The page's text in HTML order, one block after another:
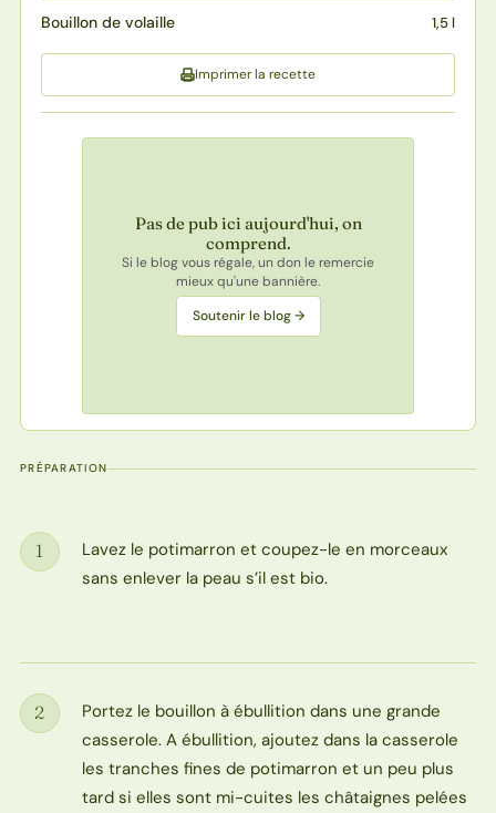
Bouillon de volaille 1,5 l
Imprimer la recette
Pas de pub ici aujourd'hui, on
comprend.
Si le blog vous régale, un don le remercie
mieux qu'une bannière.
Soutenir le blog →
PRÉPARATION
Étape
1
Lavez le potimarron et coupez-le en morceaux
sans enlever la peau s’il est bio.
Étape
2
Portez le bouillon à ébullition dans une grande
casserole. A ébullition, ajoutez dans la casserole
les tranches fines de potimarron et un peu plus
tard si elles sont mi-cuites les châtaignes pelées